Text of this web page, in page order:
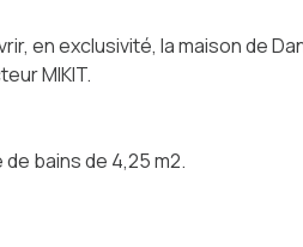
en exclusivité, la maison de
MIKIT.
bains de 4,25 m2.